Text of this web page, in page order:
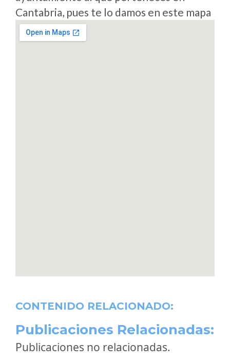
Cantabria, pues te lo damos en este mapa
CONTENIDO RELACIONADO:
Publicaciones Relacionadas:
Publicaciones no relacionadas.